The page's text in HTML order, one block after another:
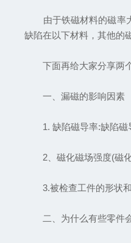
由于铁磁材料的磁率大
缺陷在以下材料，其他的
下面再给大家分享两个
一、漏磁的影响因素
1. 缺陷磁导率:缺陷磁
2、磁化磁场强度(磁化
3.被检查工件的形状和
二、为什么有些零件